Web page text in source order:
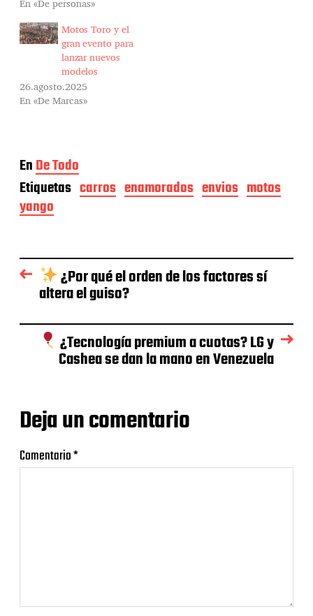
Motos Toro y el
gran evento para
lanzar nuevos
modelos
26.agosto.2025
En «De Marcas»
EnDe Todo
Etiquetas carros enamorados envios motos
yango
¿Por qué el orden de los factores sí
altera el guiso?
¿Tecnología premium a cuotas? LG y
Cashea se dan la mano en Venezuela
Deja un comentario
Comentario*